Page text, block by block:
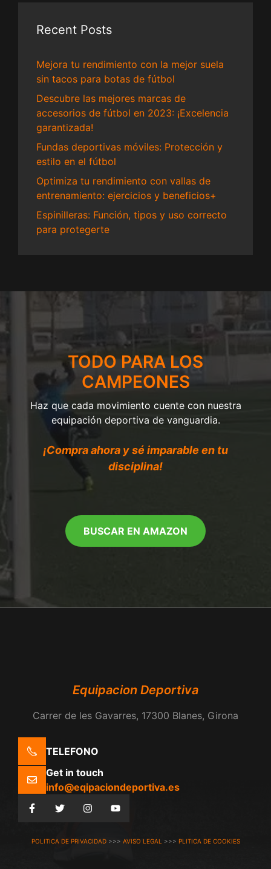
Recent Posts
Mejora tu rendimiento con la mejor suela
sin tacos para botas de fútbol
Descubre las mejores marcas de
accesorios de fútbol en 2023: ¡Excelencia
garantizada!
Fundas deportivas móviles: Protección y
estilo en el fútbol
Optimiza tu rendimiento con vallas de
entrenamiento: ejercicios y beneficios+
Espinilleras: Función, tipos y uso correcto
para protegerte
TODO PARA LOS
CAMPEONES
Haz que cada movimiento cuente con nuestra
equipación deportiva de vanguardia.
¡Compra ahora y sé imparable en tu
disciplina!
BUSCAR EN AMAZON
Equipacion Deportiva
Carrer de les Gavarres, 17300 Blanes, Girona
TELEFONO
Get in touch
info@eqipaciondeportiva.es
POLITICA DE PRIVACIDAD>>> AVISO LEGAL>>> PLITICA DE COOKIES